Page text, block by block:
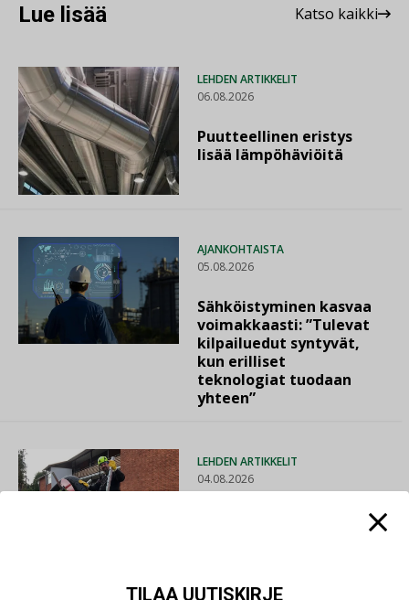
Lue lisää Katso kaikki
LEHDEN ARTIKKELIT
06.08.2026
Puutteellinen eristys
lisää lämpöhäviöitä
AJANKOHTAISTA
05.08.2026
Sähköistyminen kasvaa
voimakkaasti: ”Tulevat
kilpailuedut syntyvät,
kun erilliset
teknologiat tuodaan
yhteen”
LEHDEN ARTIKKELIT
04.08.2026
TILAA UUTISKIRJE